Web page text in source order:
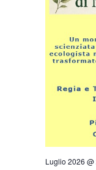
Luglio 2026 @